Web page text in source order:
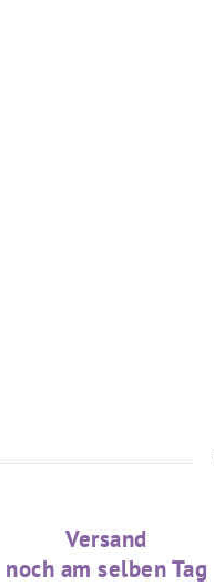
Versand
noch am selben Tag